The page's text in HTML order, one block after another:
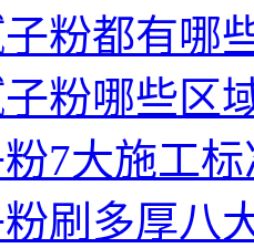
粉都有哪
粉哪些区
7大施工
刷多厚八